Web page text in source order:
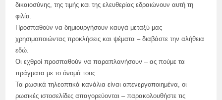
δικαιοσύνης, της τιμής και της ελευθερίας εδραιώνουν αυτή τη
φιλία.
Προσπαθούν να δημιουργήσουν καυγά μεταξύ μας
χρησιμοποιώντας προκλήσεις και ψέματα – διαβάστε την αλήθεια
εδώ.
Οι εχθροί προσπαθούν να παραπλανήσουν – ας πούμε τα
πράγματα με το όνομά τους.
Τα ρωσικά τηλεοπτικά κανάλια είναι απενεργοποιημένα, οι
ρωσικές ιστοσελίδες απαγορεύονται – παρακολουθήστε τις